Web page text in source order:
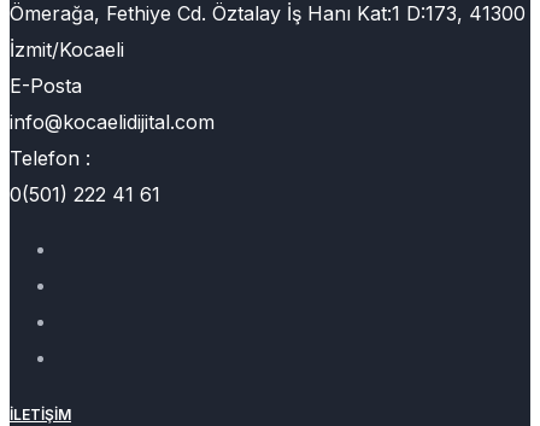
Ömerağa, Fethiye Cd. Öztalay İş Hanı Kat:1 D:173, 41300
İzmit/Kocaeli
E-Posta
info@kocaelidijital.com
Telefon :
0(501) 222 41 61
İLETIŞIM